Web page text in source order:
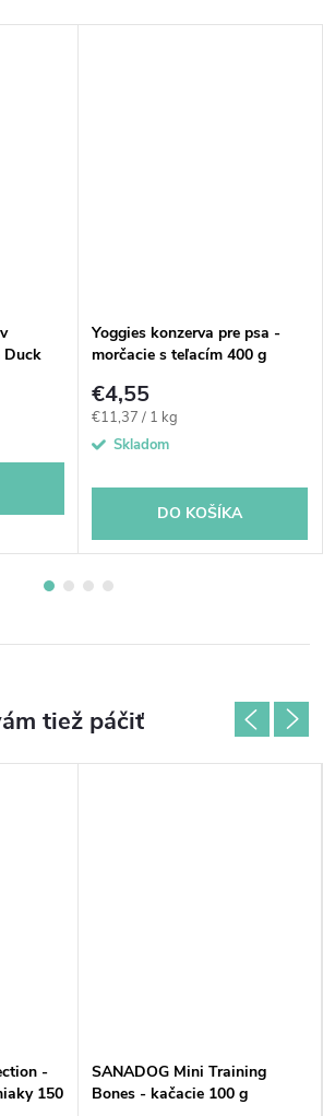
Duck
Yoggies konzerva pre psa -
morčacie s teľacím 400 g
€4,55
Jednotková
cena:
€11,37 / 1 kg
Skladom
DO KOŠÍKA
-
150
SANADOG Mini Training
Bones - kačacie 100 g